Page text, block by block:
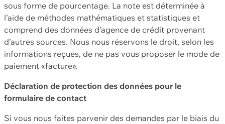
sous forme de pourcentage. La note est déterminée à
l’aide de méthodes mathématiques et statistiques et
comprend des données d’agence de crédit provenant
d’autres sources. Nous nous réservons le droit, selon les
informations reçues, de ne pas vous proposer le mode de
paiement «facture».
Déclaration de protection des données pour le
formulaire de contact
Si vous nous faites parvenir des demandes par le biais du